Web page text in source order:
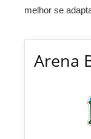
melhor se
Arena